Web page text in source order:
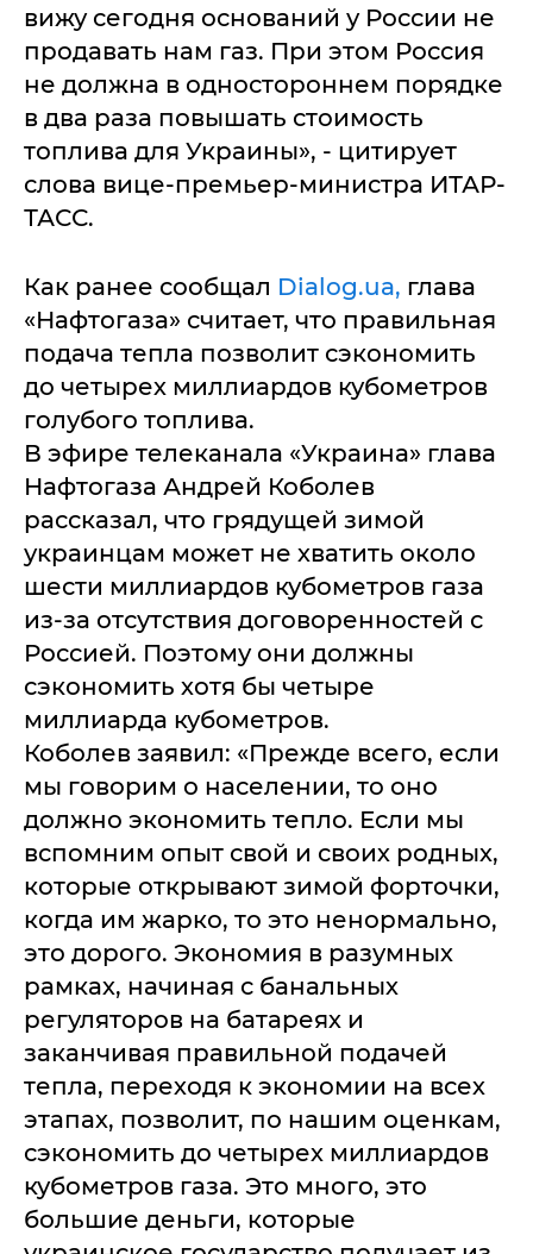
вижу сегодня оснований у России не
продавать нам газ. При этом Россия
не должна в одностороннем порядке
в два раза повышать стоимость
топлива для Украины», - цитирует
слова вице-премьер-министра ИТАР-
ТАСС.
Как ранее сообщал Dialog.ua, глава
«Нафтогаза» считает, что правильная
подача тепла позволит сэкономить
до четырех миллиардов кубометров
голубого топлива.
В эфире телеканала «Украина» глава
Нафтогаза Андрей Коболев
рассказал, что грядущей зимой
украинцам может не хватить около
шести миллиардов кубометров газа
из-за отсутствия договоренностей с
Россией. Поэтому они должны
сэкономить хотя бы четыре
миллиарда кубометров.
Коболев заявил: «Прежде всего, если
мы говорим о населении, то оно
должно экономить тепло. Если мы
вспомним опыт свой и своих родных,
которые открывают зимой форточки,
когда им жарко, то это ненормально,
это дорого. Экономия в разумных
рамках, начиная с банальных
регуляторов на батареях и
заканчивая правильной подачей
тепла, переходя к экономии на всех
этапах, позволит, по нашим оценкам,
сэкономить до четырех миллиардов
кубометров газа. Это много, это
большие деньги, которые